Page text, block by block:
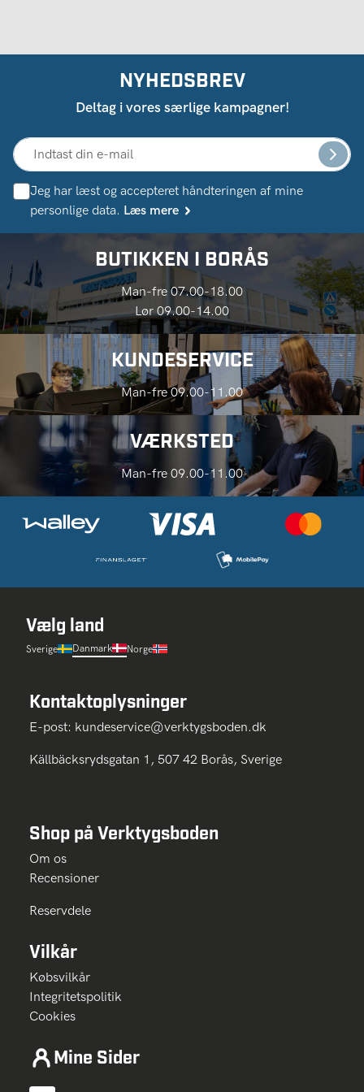
NYHEDSBREV
Deltag i vores særlige kampagner!
Jeg har læst og accepteret håndteringen af ​​mine
personlige data. Læs mere
BUTIKKEN I BORÅS
Man-fre 07.00-18.00
Lør 09.00-14.00
KUNDESERVICE
Man-fre 09.00-11.00
VÆRKSTED
Man-fre 09.00-11.00
Vælg land
Sverige Danmark Norge
Kontaktoplysninger
E-post: kundeservice@verktygsboden.dk
Källbäcksrydsgatan 1, 507 42 Borås, Sverige
Shop på Verktygsboden
Om os
Recensioner
Reservdele
Vilkår
Købsvilkår
Integritetspolitik
Cookies
Mine Sider